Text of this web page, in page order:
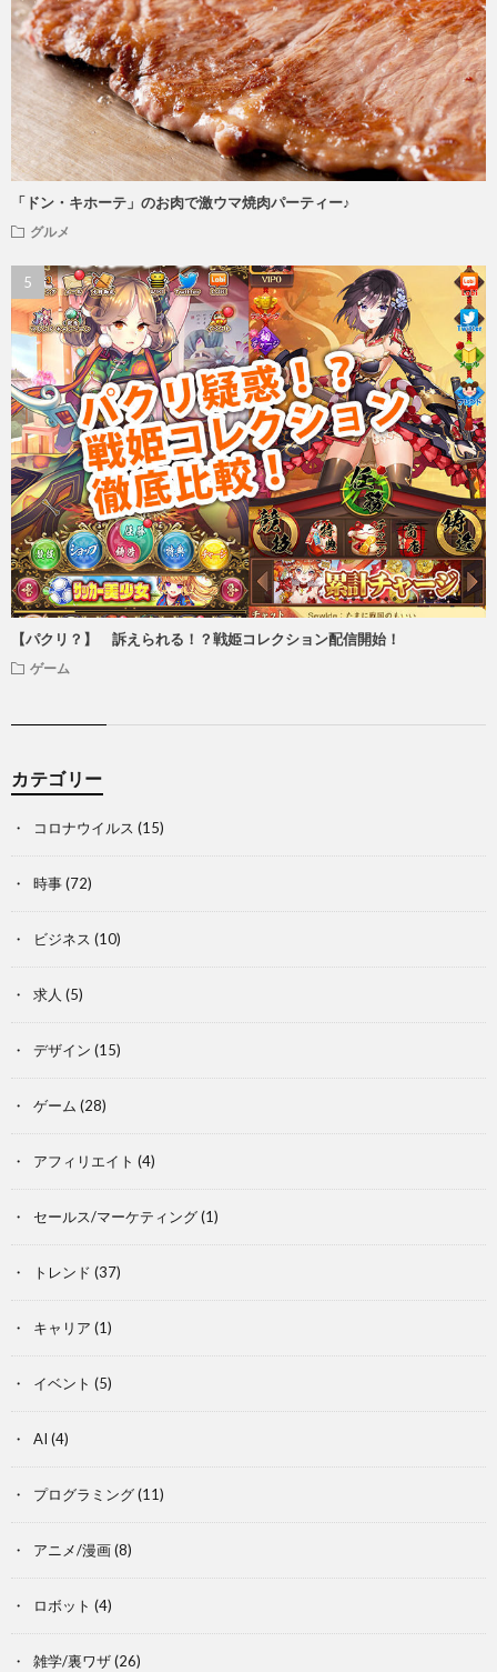
「ドン・キホーテ」のお肉で激ウマ焼肉パーティー♪
グルメ
【パクリ？】 訴えられる！？戦姫コレクション配信開始！
ゲーム
カテゴリー
コロナウイルス (15)
時事(72)
ビジネス (10)
求人 (5)
デザイン (15)
ゲーム (28)
アフィリエイト (4)
セールス/マーケティング(1)
トレンド (37)
キャリア (1)
イベント (5)
AI (4)
プログラミング(11)
アニメ/漫画(8)
ロボット (4)
雑学/裏ワザ(26)